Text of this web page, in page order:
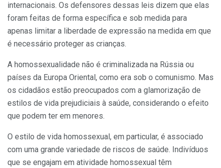
internacionais. Os defensores dessas leis dizem que elas
foram feitas de forma específica e sob medida para
apenas limitar a liberdade de expressão na medida em que
é necessário proteger as crianças.
A homossexualidade não é criminalizada na Rússia ou
países da Europa Oriental, como era sob o comunismo. Mas
os cidadãos estão preocupados com a glamorização de
estilos de vida prejudiciais à saúde, considerando o efeito
que podem ter em menores.
O estilo de vida homossexual, em particular, é associado
com uma grande variedade de riscos de saúde. Indivíduos
que se engajam em atividade homossexual têm